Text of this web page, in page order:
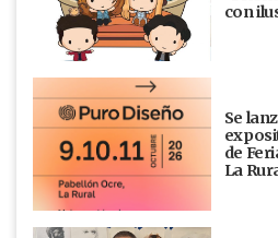
con
Se
de
La